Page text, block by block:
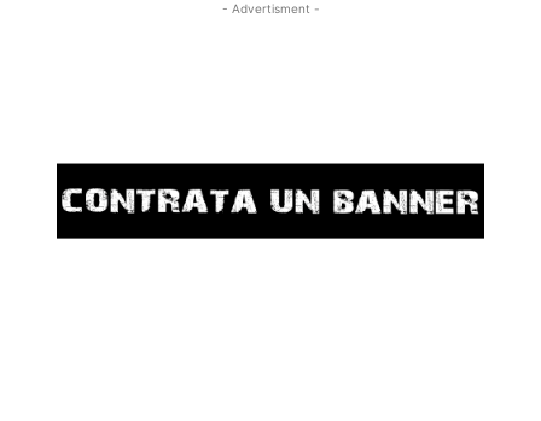
- Advertisment -